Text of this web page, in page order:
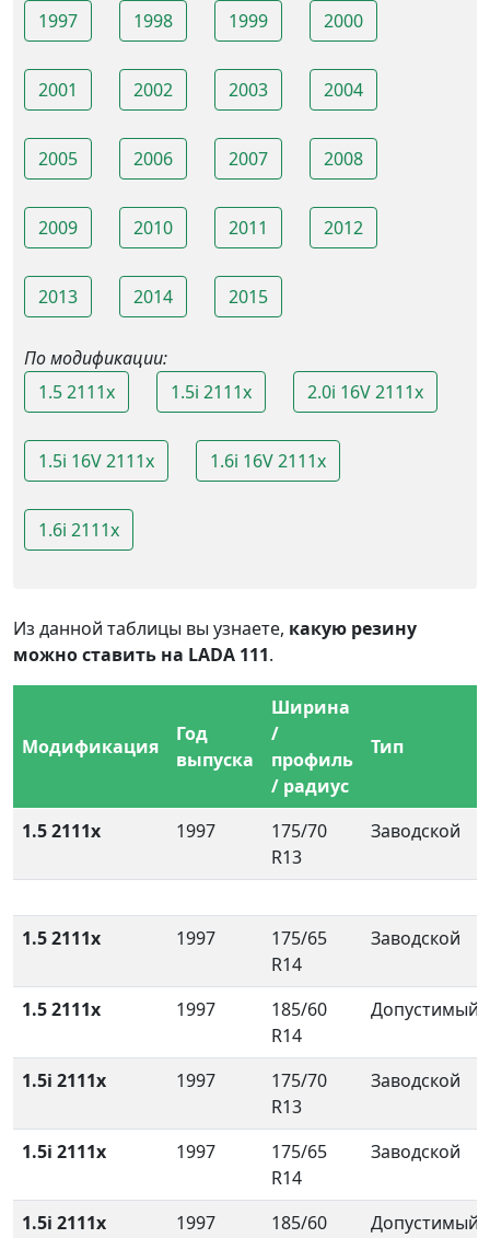
1997
1998 1999 2000
2001 2002 2003 2004
2005 2006 2007 2008
2009 2010 2011 2012
2013 2014 2015
По модификации:
1.5 2111x
1.5i 2111x 2.0i 16V 2111x
1.5i 16V 2111x 1.6i 16V 2111x
1.6i 2111x
Из данной таблицы вы узнаете, какую резину
можно ставить на LADA 111.
Модификация
Год
выпуска
Ширина
/
профиль
/ радиус
Тип
1.5 2111x 1997
175/70
R13
Заводской
1.5 2111x 1997
175/65
R14
Заводской
1.5 2111x 1997
185/60
R14
Допустимый
1.5i 2111x 1997
175/70
R13
Заводской
1.5i 2111x 1997
175/65
R14
Заводской
1.5i 2111x 1997
185/60
Допустимый